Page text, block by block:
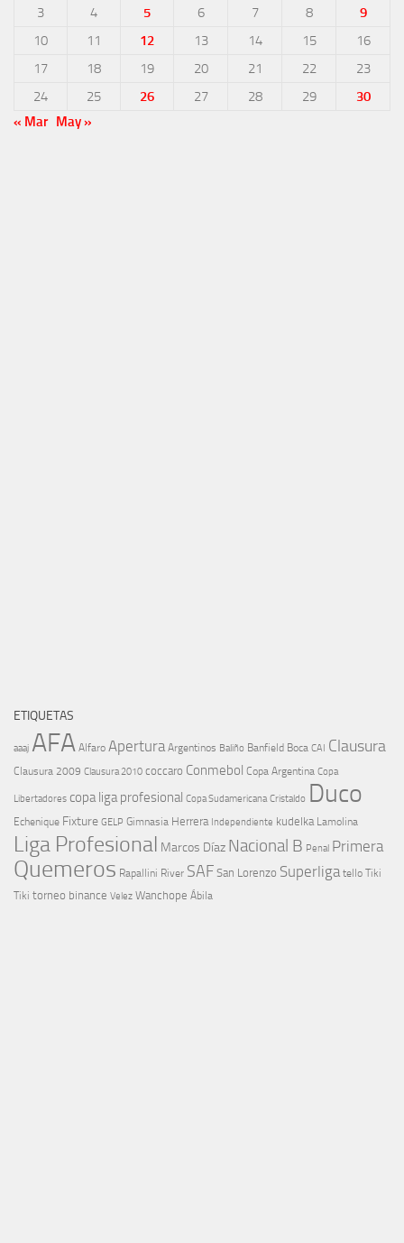
3
4 5 6 7 8
9
10
11 12 13 14 15
16
17
18 19 20 21 22
23
24
25 26 27 28 29
30
« Mar May »
ETIQUETAS
aaaj AFA Alfaro Apertura Argentinos Baliño Banfield Boca CAI Clausura
Clausura 2009 Clausura 2010 coccaro Conmebol Copa Argentina Copa
Libertadores copa liga profesional Copa Sudamericana Cristaldo Duco
Echenique Fixture GELP Gimnasia Herrera Independiente kudelka Lamolina
Liga Profesional Marcos Díaz Nacional B Penal Primera
Quemeros Rapallini River SAF San Lorenzo Superliga tello Tiki
Tiki torneo binance Velez Wanchope Ábila